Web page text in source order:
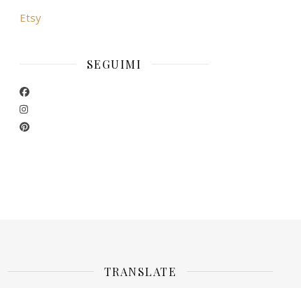
Etsy
SEGUIMI
TRANSLATE